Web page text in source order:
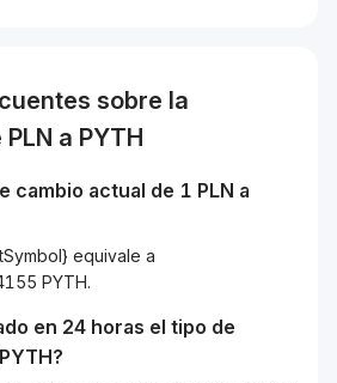
sobre la
PLN a PYTH
cambio actual de 1 PLN a
equivale a
PYTH.
en 24 horas el tipo de
PYTH?